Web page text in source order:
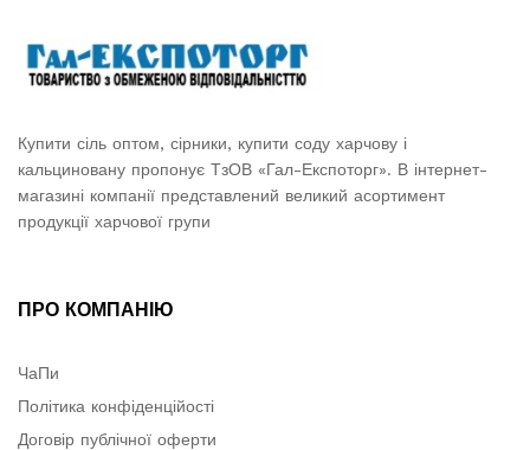
Купити сіль оптом, сірники, купити соду харчову і
кальциновану пропонує ТзОВ «Гал-Експоторг». В інтернет-
магазині компанії представлений великий асортимент
продукції харчової групи
ПРО КОМПАНІЮ
ЧаПи
Політика конфіденційості
Договір публічної оферти